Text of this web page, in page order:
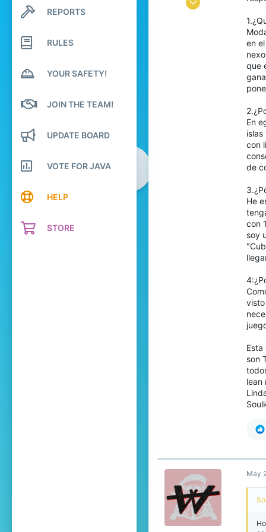
Search profile posts
Latest activity
REPORTS
RULES
YOUR SAFETY!
JOIN THE TEAM!
UPDATE BOARD
VOTE FOR JAVA
HELP
STORE
en
que
En
con
de
He
con
soy
son
lean
May